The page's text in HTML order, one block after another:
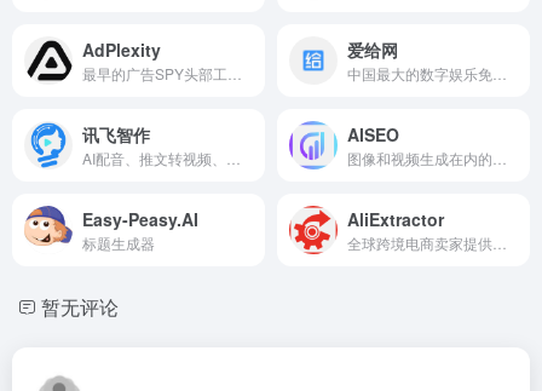
AdPlexity 爱给网
讯飞智作 AISEO
Easy-Peasy.AI
标题生成器
AliExtractor
暂无评论